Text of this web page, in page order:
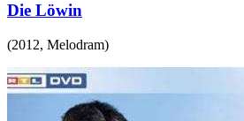
Die Löwin
(2012, Melodram)